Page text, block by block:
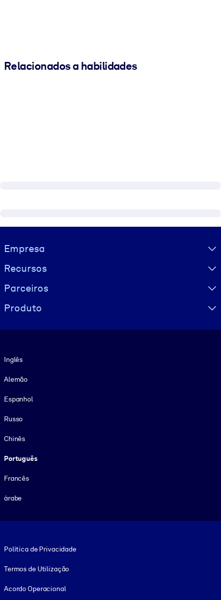
Relacionados a habilidades
Visually hidden Text
Empresa
Recursos
Parceiros
Produto
Inglês
Alemão
Espanhol
Russo
Chinês
Português
Francês
árabe
Política de Privacidade
Termos de Utilização
Acordo Operacional